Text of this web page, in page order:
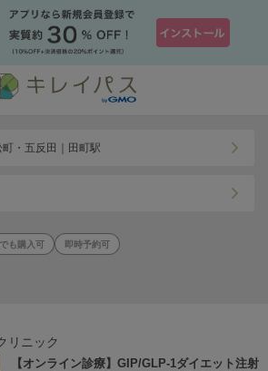
・五反田｜田町駅
も購入可 即時予約可
リニック
【オンライン診療】GIP/GLP-1ダイエット注射